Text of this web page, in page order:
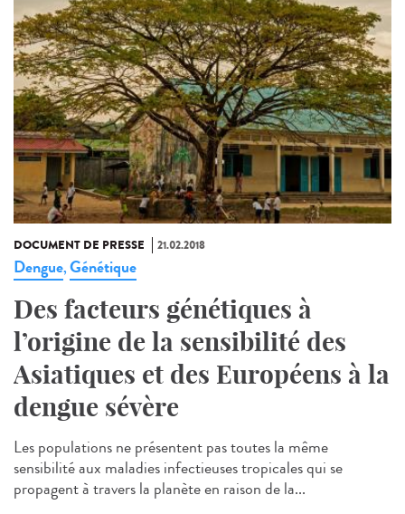
DOCUMENT DE PRESSE 21.02.2018
Dengue,Génétique
Des facteurs génétiques à
l’origine de la sensibilité des
Asiatiques et des Européens à la
dengue sévère
Les populations ne présentent pas toutes la même
sensibilité aux maladies infectieuses tropicales qui se
propagent à travers la planète en raison de la...